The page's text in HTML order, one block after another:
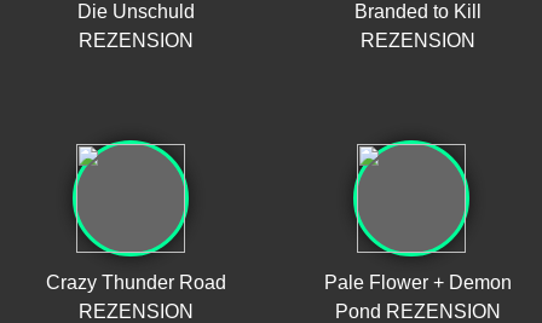
Die Unschuld
REZENSION
Branded to Kill
REZENSION
Crazy Thunder Road
REZENSION
Pale Flower + Demon
Pond REZENSION